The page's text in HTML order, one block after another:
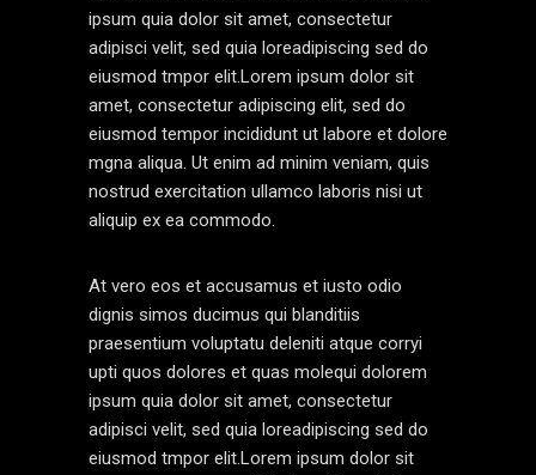
ipsum quia dolor sit amet, consectetur
adipisci velit, sed quia loreadipiscing sed do
eiusmod tmpor elit.Lorem ipsum dolor sit
amet, consectetur adipiscing elit, sed do
eiusmod tempor incididunt ut labore et dolore
mgna aliqua. Ut enim ad minim veniam, quis
nostrud exercitation ullamco laboris nisi ut
aliquip ex ea commodo.
At vero eos et accusamus et iusto odio
dignis simos ducimus qui blanditiis
praesentium voluptatu deleniti atque corryi
upti quos dolores et quas molequi dolorem
ipsum quia dolor sit amet, consectetur
adipisci velit, sed quia loreadipiscing sed do
eiusmod tmpor elit.Lorem ipsum dolor sit